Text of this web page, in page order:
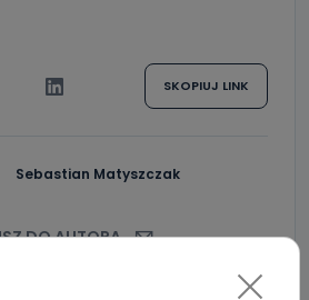
SKOPIUJ LINK
Sebastian Matyszczak
DO AUTORA